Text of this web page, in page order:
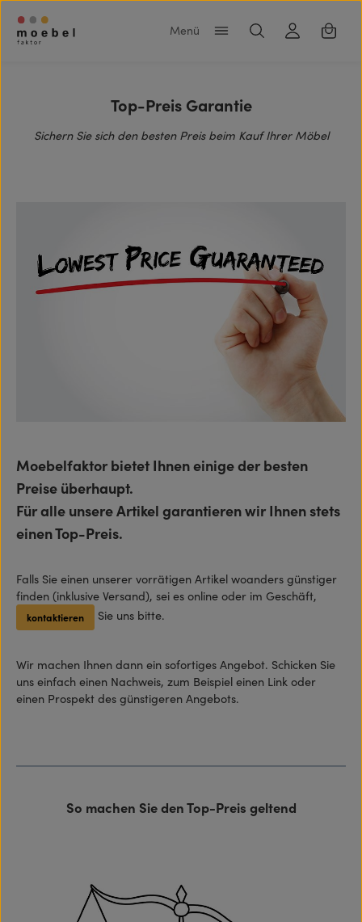
Zum Hauptinhalt springen
Top-Preis Garantie
Sichern Sie sich den besten Preis beim Kauf Ihrer Möbel
Moebelfaktor bietet Ihnen einige der besten
Preise überhaupt.
Für alle unsere Artikel garantieren wir Ihnen stets
einen Top-Preis.
Falls Sie einen unserer vorrätigen Artikel woanders günstiger
finden (inklusive Versand), sei es online oder im Geschäft,
kontaktieren Sie uns bitte.
Wir machen Ihnen dann ein sofortiges Angebot. Schicken Sie
uns einfach einen Nachweis, zum Beispiel einen Link oder
einen Prospekt des günstigeren Angebots.
So machen Sie den Top-Preis geltend